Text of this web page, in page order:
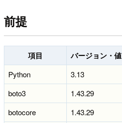
前提
項目 バージョン・値
Python
3.13
boto3
1.43.29
botocore
1.43.29